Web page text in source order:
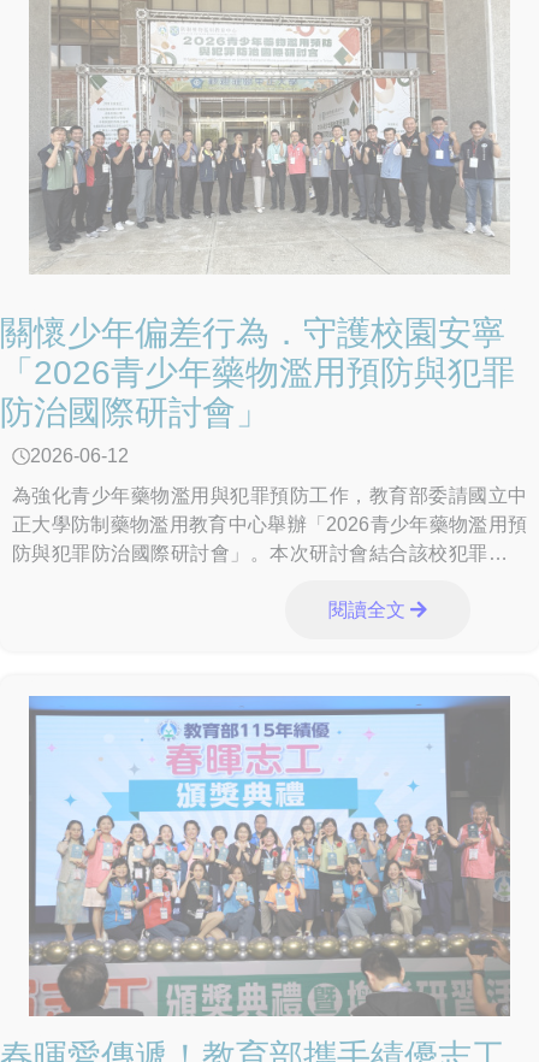
見證校園輔諮空間的溫暖蛻變。
關懷少年偏差行為．守護校園安寧
「2026青少年藥物濫用預防與犯罪
防治國際研討會」
2026-06-12
為強化青少年藥物濫用與犯罪預防工作，教育部委請國立中
正大學防制藥物濫用教育中心舉辦「2026青少年藥物濫用預
防與犯罪防治國際研討會」。本次研討會結合該校犯罪防治
閱讀全文